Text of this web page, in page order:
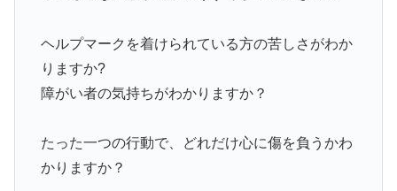
ヘルプマークを着けられている方の苦しさがわか
りますか?
障がい者の気持ちがわかりますか？
たった一つの行動で、どれだけ心に傷を負うかわ
かりますか？